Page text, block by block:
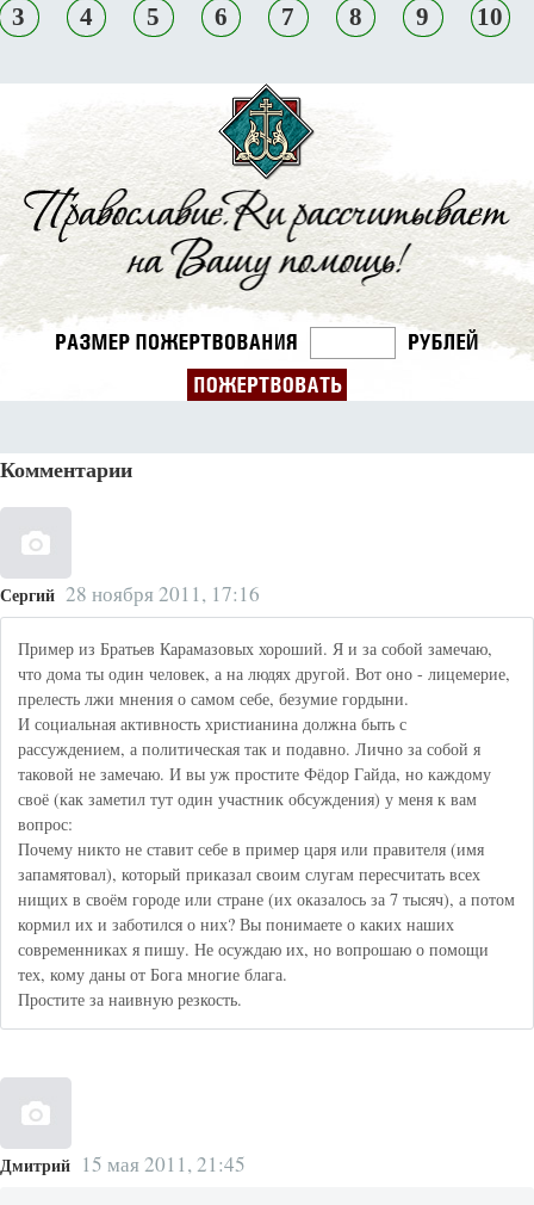
3 4 5 6 7 8 9 10
Комментарии
Сергий 28 ноября 2011, 17:16
Пример из Братьев Карамазовых хороший. Я и за собой замечаю,
что дома ты один человек, а на людях другой. Вот оно - лицемерие,
прелесть лжи мнения о самом себе, безумие гордыни.
И социальная активность христианина должна быть с
рассуждением, а политическая так и подавно. Лично за собой я
таковой не замечаю. И вы уж простите Фёдор Гайда, но каждому
своё (как заметил тут один участник обсуждения) у меня к вам
вопрос:
Почему никто не ставит себе в пример царя или правителя (имя
запамятовал), который приказал своим слугам пересчитать всех
нищих в своём городе или стране (их оказалось за 7 тысяч), а потом
кормил их и заботился о них? Вы понимаете о каких наших
современниках я пишу. Не осуждаю их, но вопрошаю о помощи
тех, кому даны от Бога многие блага.
Простите за наивную резкость.
Дмитрий 15 мая 2011, 21:45